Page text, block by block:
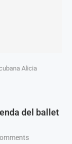
Alicia
del ballet